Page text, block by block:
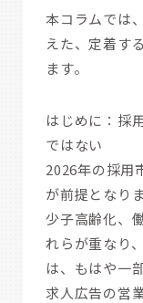
本コラムでは
えた、定着す
ます。
はじめに：採
ではない
2026年の採用
が前提となりま
少子高齢化、
れらが重なり
は、もはや一
求人広告の営